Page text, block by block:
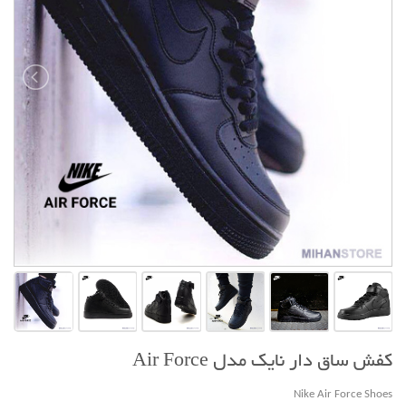
کفش ساق دار نایک مدل Air Force
Nike Air Force Shoes